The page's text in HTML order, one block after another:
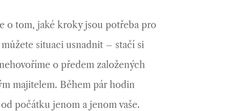
o tom, jaké kroky jsou potřeba pro
situaci usnadnit – stačí si
o předem založených
majitelem. Během pár hodin
počátku jenom a jenom vaše.